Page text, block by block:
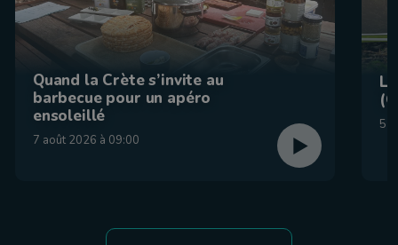
Quand la Crète s’invite au
barbecue pour un apéro
ensoleillé
7 août 2026 à 09:00
5